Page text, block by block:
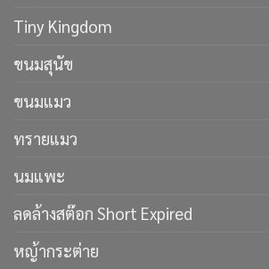
Tiny Kingdom
ขนมสุนัข
ขนมแมว
ทรายแมว
นมแพะ
ลดล้างสต๊อก Short Expired
หญ้ากระต่าย